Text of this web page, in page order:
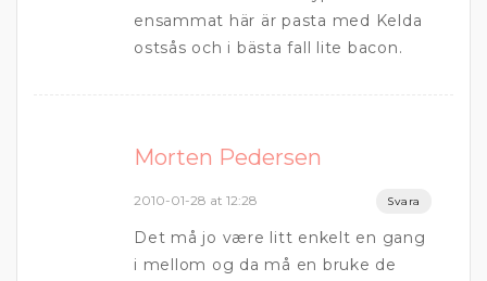
ensammat här är pasta med Kelda
ostsås och i bästa fall lite bacon.
Morten Pedersen
2010-01-28 at 12:28 Svara
Det må jo være litt enkelt en gang
i mellom og da må en bruke de